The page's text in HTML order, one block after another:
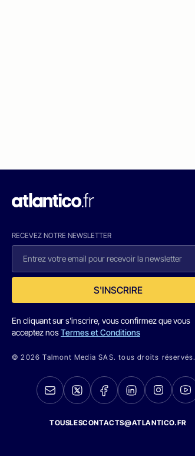
RECEVEZ NOTRE NEWSLETTER
S'INSCRIRE
En cliquant sur s'inscrire, vous confirmez que vous
acceptez nosTermes et Conditions
© 2026 Talmont Media SAS. tous droits réservés.
TOUSLESCONTACTS@ATLANTICO.FR